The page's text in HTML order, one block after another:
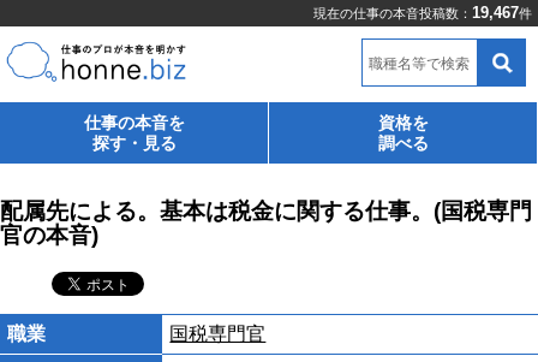
現在の仕事の本音投稿数： 19,467件
職種名等で検索
仕事の本音を
探す・見る
資格を
調べる
配属先による。基本は税金に関する仕事。(国税専門
官の本音)
職業
国税専門官